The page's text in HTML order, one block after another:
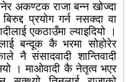
बनेर अकण्टक राजा बन्न खोज्दा
प्रयोग गर्न नसक्दा वा
एकठाउँमा ल्याइदियो ।
बन्दूक कै भरमा सोहोरेर
नै संसादवादी शान्तिवादी
। माओवादी कै नेतृत्व भएर